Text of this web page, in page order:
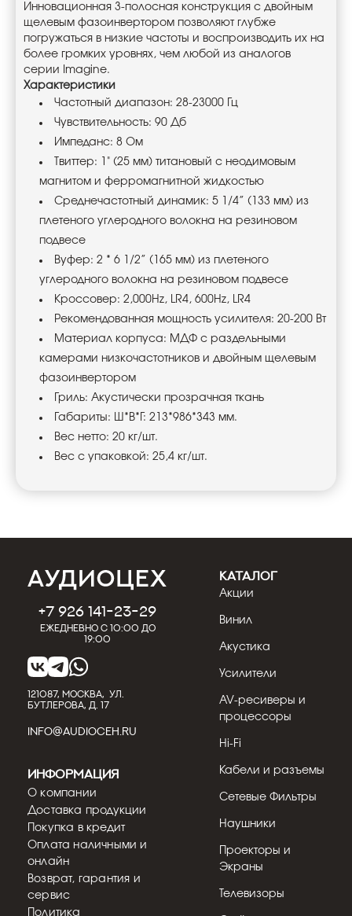
Инновационная 3-полосная конструкция с двойным
щелевым фазоинвертором позволяют глубже
погружаться в низкие частоты и воспроизводить их на
более громких уровнях, чем любой из аналогов
серии Imagine.
Характеристики
Частотный диапазон: 28-23000 Гц
Чувствительность: 90 Дб
Импеданс: 8 Ом
Твиттер: 1" (25 мм) титановый с неодимовым
магнитом и ферромагнитной жидкостью
Среднечастотный динамик: 5 1/4” (133 мм) из
плетеного углеродного волокна на резиновом
подвесе
Вуфер: 2 * 6 1/2” (165 мм) из плетеного
углеродного волокна на резиновом подвесе
Кроссовер: 2,000Hz, LR4, 600Hz, LR4
Рекомендованная мощность усилителя: 20-200 Вт
Материал корпуса: МДФ с раздельными
камерами низкочастотников и двойным щелевым
фазоинвертором
Гриль: Акустически прозрачная ткань
Габариты: Ш*В*Г: 213*986*343 мм.
Вес нетто: 20 кг/шт.
Вес с упаковкой: 25,4 кг/шт.
+7 926 141-23-29
Ежедневно с 10:00 до
19:00
121087, МОСКВА, УЛ.
БУТЛЕРОВА, Д. 17
INFO@AUDIOCEH.RU
КАТАЛОГ
Акции
Винил
Акустика
Усилители
AV-ресиверы и
процессоры
Hi-Fi
Кабели и разъемы
Сетевые Фильтры
Наушники
Проекторы и
Экраны
Телевизоры
Информация
О компании
Доставка продукции
Покупка в кредит
Оплата наличными и
онлайн
Возврат, гарантия и
сервис
Политика